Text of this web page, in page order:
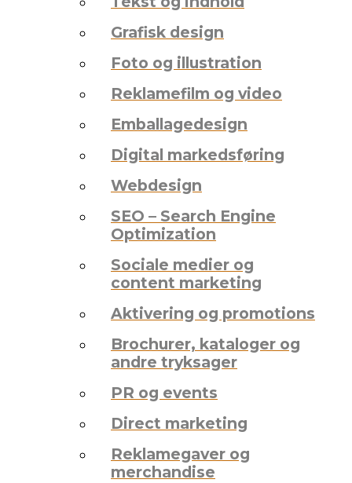
Grafisk design
Foto og illustration
Reklamefilm og video
Emballagedesign
Digital markedsføring
Webdesign
SEO – Search Engine
Optimization
Sociale medier og
content marketing
Aktivering og promotions
Brochurer, kataloger og
andre tryksager
PR og events
Direct marketing
Reklamegaver og
merchandise